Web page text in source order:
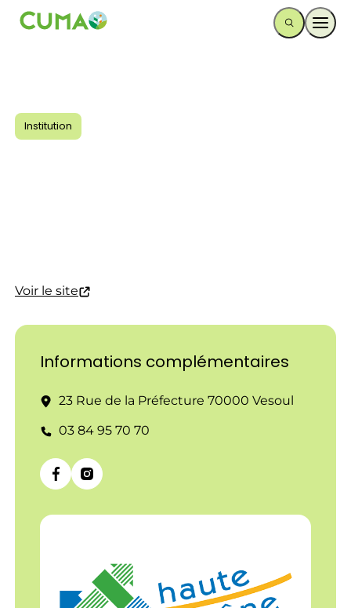
Institution
Voir le site
Informations complémentaires
23 Rue de la Préfecture 70000 Vesoul
03 84 95 70 70